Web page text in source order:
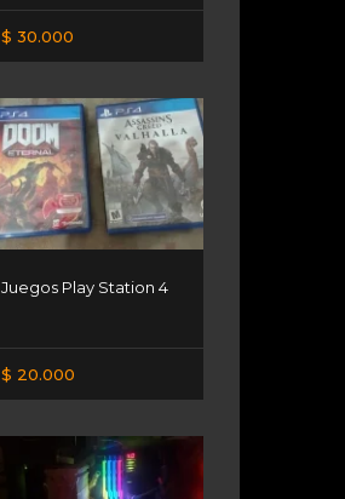
$ 30.000
Juegos Play Station 4
$ 20.000